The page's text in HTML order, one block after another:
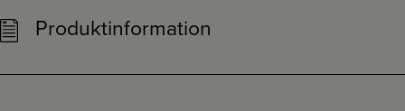
Produktinformation